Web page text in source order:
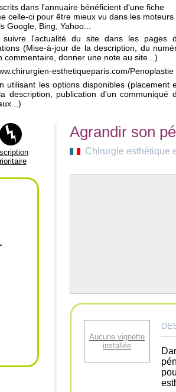
dans l'annuaire bénéficient d'une fiche
celle-ci pour être mieux vu dans les moteurs
Google, Bing, Yahoo...
l'actualité du site dans les pages
(Mise-à-jour de la description, du
donner une note au site...)
esthetiqueparis.com/Penoplastie
utilisant les options disponibles (placement
description, publication d'un communiqué
Agrandir son
Chirurgie esthétique
Aucune vignette
installée